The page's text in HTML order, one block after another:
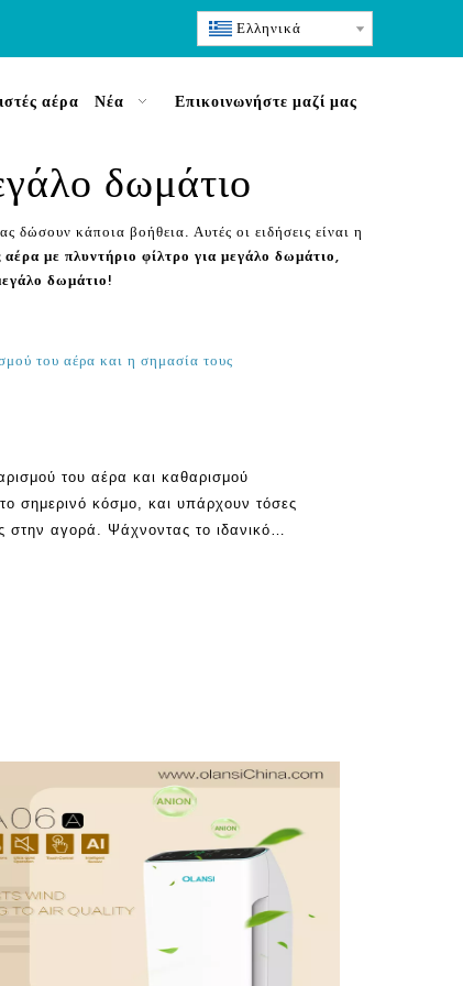
Ελληνικά
αέρα Νέα Επικοινωνήστε μαζί μας
δωμάτιο
δώσουν κάποια βοήθεια. Αυτές οι ειδήσεις είναι η
με πλυντήριο φίλτρο για μεγάλο δωμάτιο,
δωμάτιο!
του αέρα και η σημασία τους
του αέρα και καθαρισμού
σημερινό κόσμο, και υπάρχουν τόσες
στην αγορά. Ψάχνοντας το ιδανικό
καταλαβαίνουν το